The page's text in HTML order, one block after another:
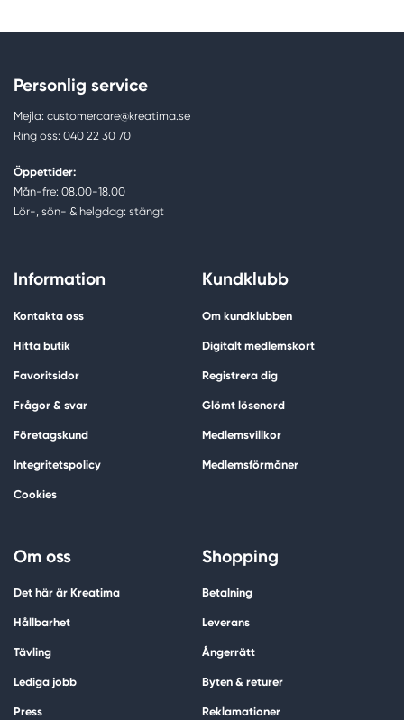
Personlig service
Mejla: customercare@kreatima.se
Ring oss: 040 22 30 70
Öppettider:
Mån-fre: 08.00-18.00
Lör-, sön- & helgdag: stängt
Information
Kontakta oss
Hitta butik
Favoritsidor
Frågor & svar
Företagskund
Integritetspolicy
Cookies
Kundklubb
Om kundklubben
Digitalt medlemskort
Registrera dig
Glömt lösenord
Medlemsvillkor
Medlemsförmåner
Om oss
Det här är Kreatima
Hållbarhet
Tävling
Lediga jobb
Press
Shopping
Betalning
Leverans
Ångerrätt
Byten & returer
Reklamationer